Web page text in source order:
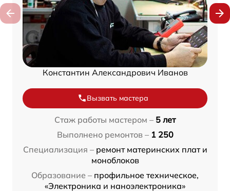
Константин Александрович Иванов
Вызвать мастера
Стаж работы мастером – 5 лет
Выполнено ремонтов – 1 250
Специализация – ремонт материнских плат и
моноблоков
Образование – профильное техническое,
«Электроника и наноэлектроника»